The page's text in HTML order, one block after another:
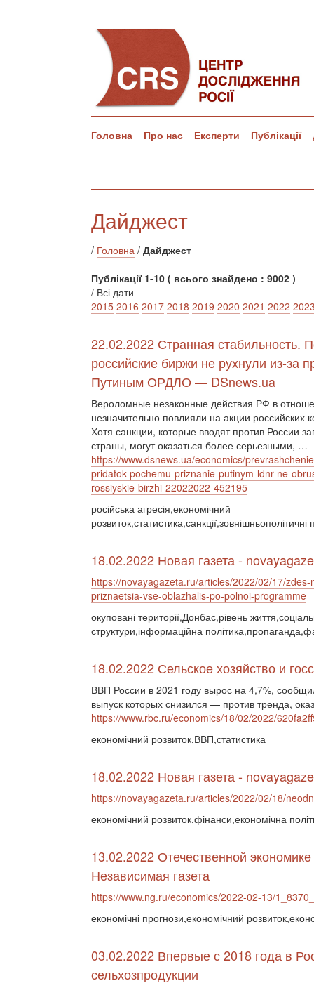
Головна Про нас Експерти Публікації
Дайджест
/ Головна / Дайджест
Публікації 1-10 ( всього знайдено : 9002 )
/ Всі дати
2015 2016 2017 2018 2019 2020 2021 2022
22.02.2022 Странная стабильность.
российские биржи не рухнули из-за
Путиным ОРДЛО — DSnews.ua
Вероломные незаконные действия РФ в
незначительно повлияли на акции российских
Хотя санкции, которые вводят против России
страны, могут оказаться более серьезными, …
https://www.dsnews.ua/economics/
pridatok-pochemu-priznanie-putinym-ldnr-ne-
rossiyskie-birzhi-22022022-452195
російська агресія,економічний
розвиток,статистика,санкції,зовнішньополітичні
18.02.2022 Новая газета -
https://novayagazeta.ru/articles/2022/02/17/zdes-
priznaetsia-vse-oblazhalis-po-polnoi-programme
окуповані території,Донбас,рівень
структури,інформаційна
18.02.2022 Сельское хозяйство и
ВВП России в 2021 году вырос на 4,7%,
выпуск которых снизился — против тренда,
https://www.rbc.ru/economics/18/02/2022/
економічний розвиток,ВВП,статистика
18.02.2022 Новая газета -
https://novayagazeta.ru/articles/2022/02/18/
економічний розвиток,фінанси,економічна
13.02.2022 Отечественной
Независимая газета
https://www.ng.ru/economics/2022-02-13/
економічні прогнози,економічний
03.02.2022 Впервые с 2018 года в
сельхозпродукции